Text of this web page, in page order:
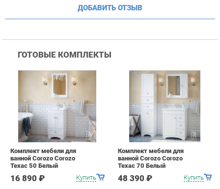
Купить
Комплект мебели для
ванной Corozo Corozo
Техас 50 Белый
16 890 ₽ Купить
Комплект мебели для
ванной Corozo Corozo
Техас 70 Белый
48 390 ₽
ПОХОЖИЕ ТОВАРЫ